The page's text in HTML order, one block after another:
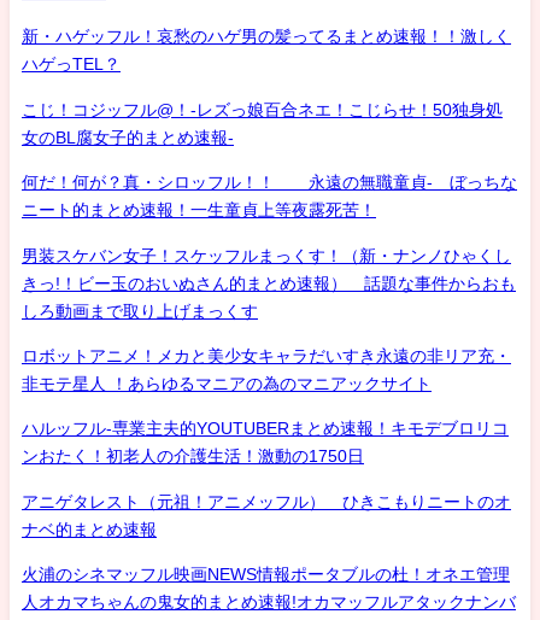
新・ハゲッフル！哀愁のハゲ男の髪ってるまとめ速報！！激しく
ハゲっTEL？
こじ！コジッフル@！-レズっ娘百合ネエ！こじらせ！50独身処
女のBL腐女子的まとめ速報-
何だ！何が？真・シロッフル！！ 永遠の無職童貞- ぼっちな
ニート的まとめ速報！一生童貞上等夜露死苦！
男装スケバン女子！スケッフルまっくす！（新・ナンノひゃくし
きっ!！ビー玉のおいぬさん的まとめ速報） 話題な事件からおも
しろ動画まで取り上げまっくす
ロボットアニメ！メカと美少女キャラだいすき永遠の非リア充・
非モテ星人 ！あらゆるマニアの為のマニアックサイト
ハルッフル-専業主夫的YOUTUBERまとめ速報！キモデブロリコ
ンおたく！初老人の介護生活！激動の1750日
アニゲタレスト（元祖！アニメッフル） ひきこもりニートのオ
ナベ的まとめ速報
火浦のシネマッフル映画NEWS情報ポータブルの杜！オネエ管理
人オカマちゃんの鬼女的まとめ速報!オカマッフルアタックナンバ